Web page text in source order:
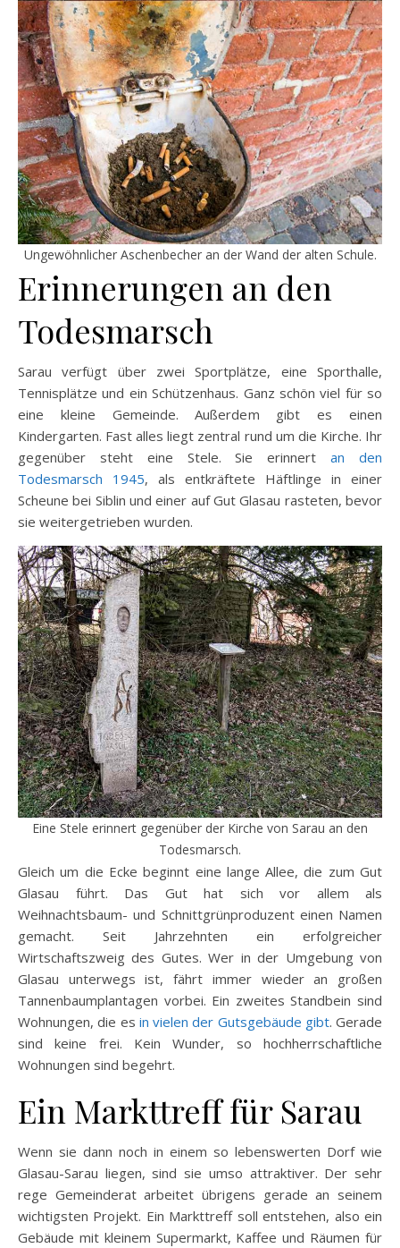
Ungewöhnlicher Aschenbecher an der Wand der alten Schule.
Erinnerungen an den
Todesmarsch
Sarau verfügt über zwei Sportplätze, eine Sporthalle,
Tennisplätze und ein Schützenhaus. Ganz schön viel für so
eine kleine Gemeinde. Außerdem gibt es einen
Kindergarten. Fast alles liegt zentral rund um die Kirche. Ihr
gegenüber steht eine Stele. Sie erinnertan den
Todesmarsch 1945, als entkräftete Häftlinge in einer
Scheune bei Siblin und einer auf Gut Glasau rasteten, bevor
sie weitergetrieben wurden.
Eine Stele erinnert gegenüber der Kirche von Sarau an den
Todesmarsch.
Gleich um die Ecke beginnt eine lange Allee, die zum Gut
Glasau führt. Das Gut hat sich vor allem als
Weihnachtsbaum- und Schnittgrünproduzent einen Namen
gemacht. Seit Jahrzehnten ein erfolgreicher
Wirtschaftszweig des Gutes. Wer in der Umgebung von
Glasau unterwegs ist, fährt immer wieder an großen
Tannenbaumplantagen vorbei. Ein zweites Standbein sind
Wohnungen, die es in vielen der Gutsgebäude gibt. Gerade
sind keine frei. Kein Wunder, so hochherrschaftliche
Wohnungen sind begehrt.
Ein Markttreff für Sarau
Wenn sie dann noch in einem so lebenswerten Dorf wie
Glasau-Sarau liegen, sind sie umso attraktiver. Der sehr
rege Gemeinderat arbeitet übrigens gerade an seinem
wichtigsten Projekt. Ein Markttreff soll entstehen, also ein
Gebäude mit kleinem Supermarkt, Kaffee und Räumen für